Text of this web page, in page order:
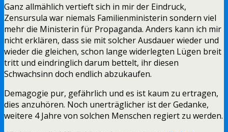
Ganz allmählich vertieft sich in mir der Eindruck,
Zensursula war niemals Familienministerin sondern viel
mehr die Ministerin für Propaganda. Anders kann ich mir
nicht erklären, dass sie mit solcher Ausdauer wieder und
wieder die gleichen, schon lange widerlegten Lügen breit
tritt und eindringlich darum bettelt, ihr diesen
Schwachsinn doch endlich abzukaufen.
Demagogie pur, gefährlich und es ist kaum zu ertragen,
dies anzuhören. Noch unerträglicher ist der Gedanke,
weitere 4 Jahre von solchen Menschen regiert zu werden.